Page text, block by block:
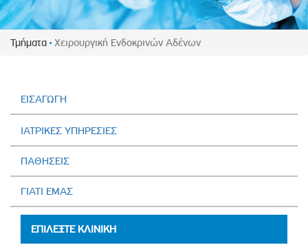
Τμήματα Χειρουργική Ενδοκρινών Αδένων
ΕΙΣΑΓΩΓΗ
ΙΑΤΡΙΚΕΣ ΥΠΗΡΕΣΙΕΣ
ΠΑΘΗΣΕΙΣ
ΓΙΑΤΙ ΕΜΑΣ
ΕΠΙΛΕΞΤΕ ΚΛΙΝΙΚΗ